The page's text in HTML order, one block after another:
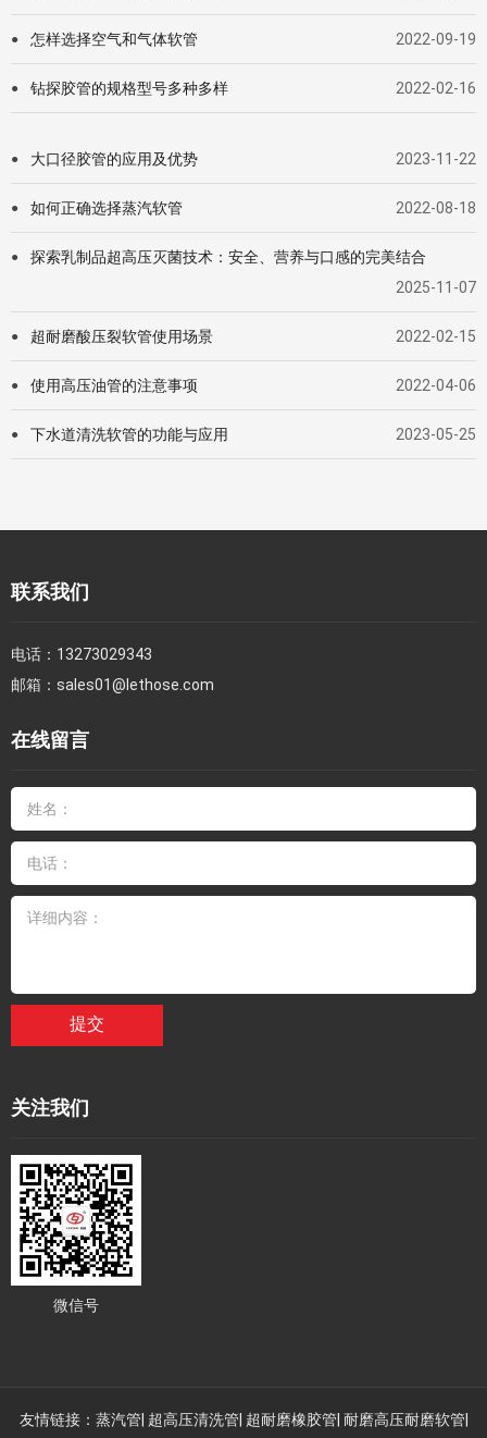
● 怎样选择空气和气体软管 2022-09-19
● 钻探胶管的规格型号多种多样 2022-02-16
● 大口径胶管的应用及优势 2023-11-22
● 如何正确选择蒸汽软管 2022-08-18
●
探索乳制品超高压灭菌技术：安全、营养与口感的完美结合
2025-11-07
● 超耐磨酸压裂软管使用场景 2022-02-15
● 使用高压油管的注意事项 2022-04-06
● 下水道清洗软管的功能与应用 2023-05-25
联系我们
电话： 13273029343
邮箱： sales01@lethose.com
在线留言
提交
关注我们
微信号
友情链接： 蒸汽管 超高压清洗管 超耐磨橡胶管 耐磨高压耐磨软管